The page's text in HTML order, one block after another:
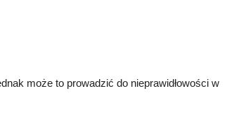
może to prowadzić do nieprawidłowości w